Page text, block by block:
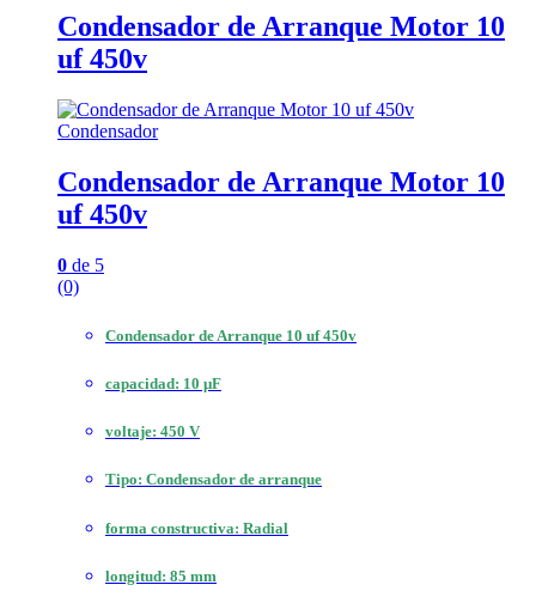
Condensador de Arranque Motor 10
uf 450v
Condensador
Condensador de Arranque Motor 10
uf 450v
0 de 5
(0)
Condensador de Arranque 10 uf 450v
capacidad: 10 μF
voltaje: 450 V
Tipo: Condensador de arranque
forma constructiva: Radial
longitud: 85 mm